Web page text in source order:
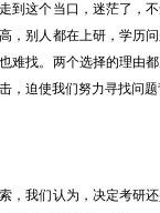
到这个当口，迷茫了，
，别人都在上研，学历
难找。两个选择的理由
，迫使我们努力寻找问
我们认为，决定考研还